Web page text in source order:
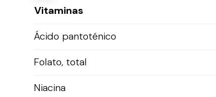
Vitaminas
Ácido pantoténico
Folato, total
Niacina